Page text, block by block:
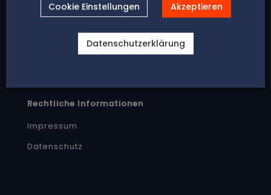
Kontakt
040 5 50 06 05 – 0
kontakt@rka.legal
Rechtliche Informationen
Impressum
Datenschutz
Cookie Einstellungen Akzeptieren
Datenschutzerklärung